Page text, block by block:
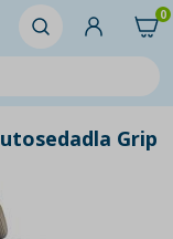
0
Grip